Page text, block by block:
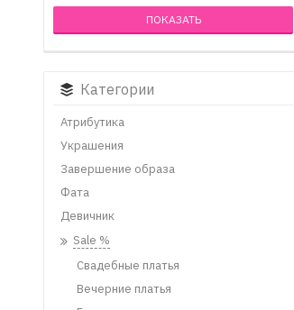
Категории
Атрибутика
Украшения
Завершение образа
Фата
Девичник
Sale %
Свадебные платья
Вечерние платья